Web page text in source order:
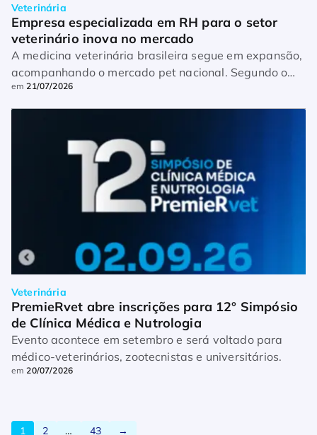
Veterinária
Empresa especializada em RH para o setor
veterinário inova no mercado
A medicina veterinária brasileira segue em expansão,
acompanhando o mercado pet nacional. Segundo o
Conselho Federal de Medicina Veterinária (CFMV), o
país já superou a marca de 200 mil médicos-
em21/07/2026
Veterinária
PremieRvet abre inscrições para 12° Simpósio
de Clínica Médica e Nutrologia
Evento acontece em setembro e será voltado para
médico-veterinários, zootecnistas e universitários.
em20/07/2026
1 2 … 43 →